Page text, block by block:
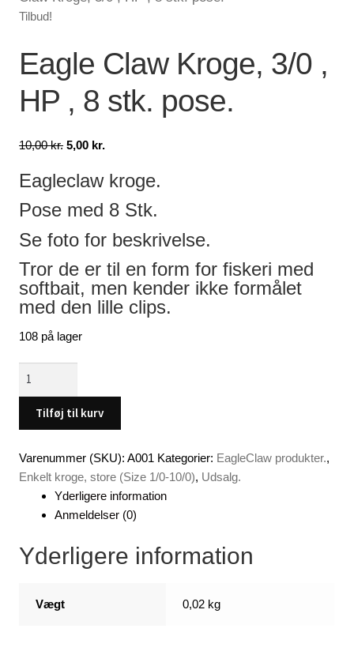
Min Konto
Glemt adgangskode
Tilbud!
Eagle Claw Kroge, 3/0 ,
HP , 8 stk. pose.
10,00kr. Den
pris
10,00 kr..
5,00 kr.
pris
er:
5,00 kr..
Eagleclaw kroge.
Pose med 8 Stk.
Se foto for beskrivelse.
Tror de er til en form for fiskeri med
softbait, men kender ikke formålet
med den lille clips.
108 på lager
Kroge,
3/0
HP
,
antal
Tilføj til kurv
Varenummer (SKU):A001 Kategorier: EagleClaw produkter.,
Enkelt kroge, store (Size 1/0-10/0), Udsalg.
Yderligere information
Anmeldelser (0)
Yderligere information
Vægt 0,02 kg